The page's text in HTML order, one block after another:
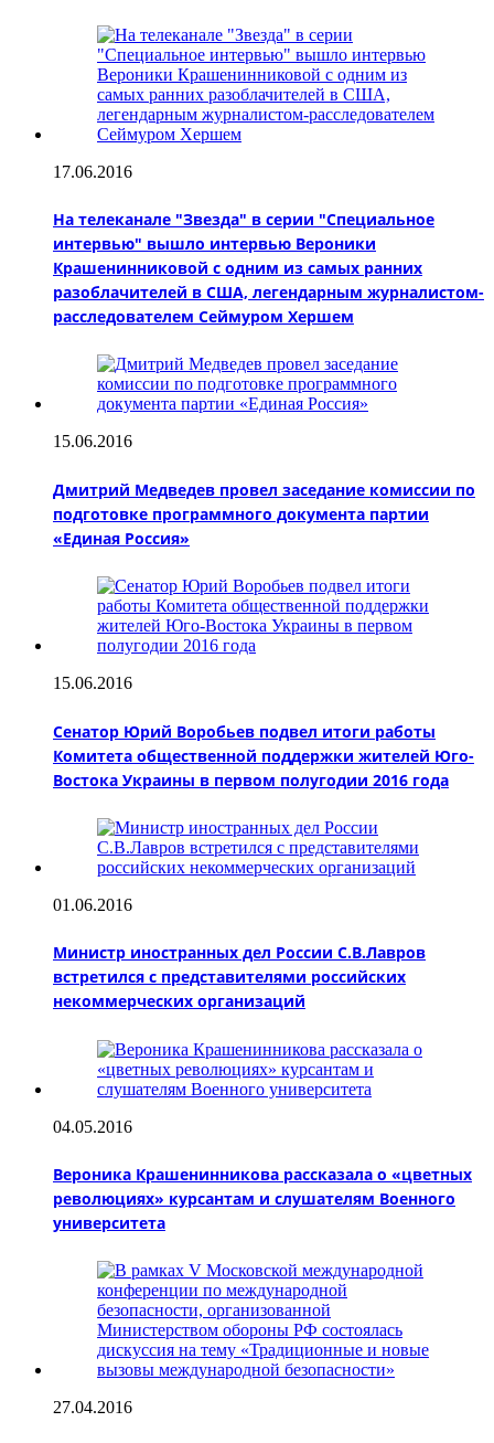
17.06.2016
На телеканале "Звезда" в серии "Специальное
интервью" вышло интервью Вероники
Крашенинниковой с одним из самых ранних
разоблачителей в США, легендарным журналистом-
расследователем Сеймуром Хершем
15.06.2016
Дмитрий Медведев провел заседание комиссии по
подготовке программного документа партии
«Единая Россия»
15.06.2016
Сенатор Юрий Воробьев подвел итоги работы
Комитета общественной поддержки жителей Юго-
Востока Украины в первом полугодии 2016 года
01.06.2016
Министр иностранных дел России С.В.Лавров
встретился с представителями российских
некоммерческих организаций
04.05.2016
Вероника Крашенинникова рассказала о «цветных
революциях» курсантам и слушателям Военного
университета
27.04.2016